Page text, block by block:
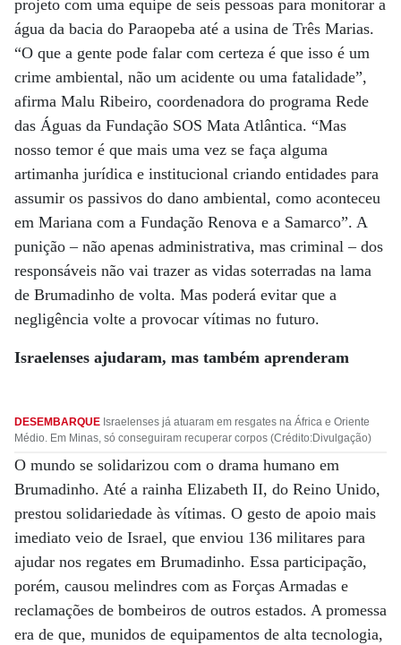
projeto com uma equipe de seis pessoas para monitorar a
água da bacia do Paraopeba até a usina de Três Marias.
“O que a gente pode falar com certeza é que isso é um
crime ambiental, não um acidente ou uma fatalidade”,
afirma Malu Ribeiro, coordenadora do programa Rede
das Águas da Fundação SOS Mata Atlântica. “Mas
nosso temor é que mais uma vez se faça alguma
artimanha jurídica e institucional criando entidades para
assumir os passivos do dano ambiental, como aconteceu
em Mariana com a Fundação Renova e a Samarco”. A
punição – não apenas administrativa, mas criminal – dos
responsáveis não vai trazer as vidas soterradas na lama
de Brumadinho de volta. Mas poderá evitar que a
negligência volte a provocar vítimas no futuro.
Israelenses ajudaram, mas também aprenderam
DESEMBARQUE Israelenses já atuaram em resgates na África e Oriente
Médio. Em Minas, só conseguiram recuperar corpos (Crédito:Divulgação)
O mundo se solidarizou com o drama humano em
Brumadinho. Até a rainha Elizabeth II, do Reino Unido,
prestou solidariedade às vítimas. O gesto de apoio mais
imediato veio de Israel, que enviou 136 militares para
ajudar nos regates em Brumadinho. Essa participação,
porém, causou melindres com as Forças Armadas e
reclamações de bombeiros de outros estados. A promessa
era de que, munidos de equipamentos de alta tecnologia,